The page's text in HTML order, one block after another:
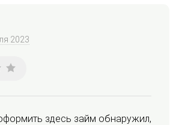
2023
здесь займ обнаружил,